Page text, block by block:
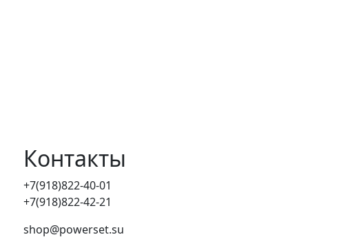
Контакты
+7(918)822-40-01
+7(918)822-42-21
shop@powerset.su